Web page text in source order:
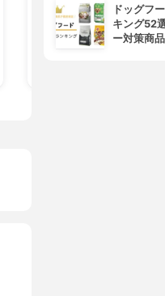
キュット・ジェンヌのトリセ
キュット・ジェンヌのトリセ
3.69(2)
¥6,578
ドッグフ
キング52
ー対策商